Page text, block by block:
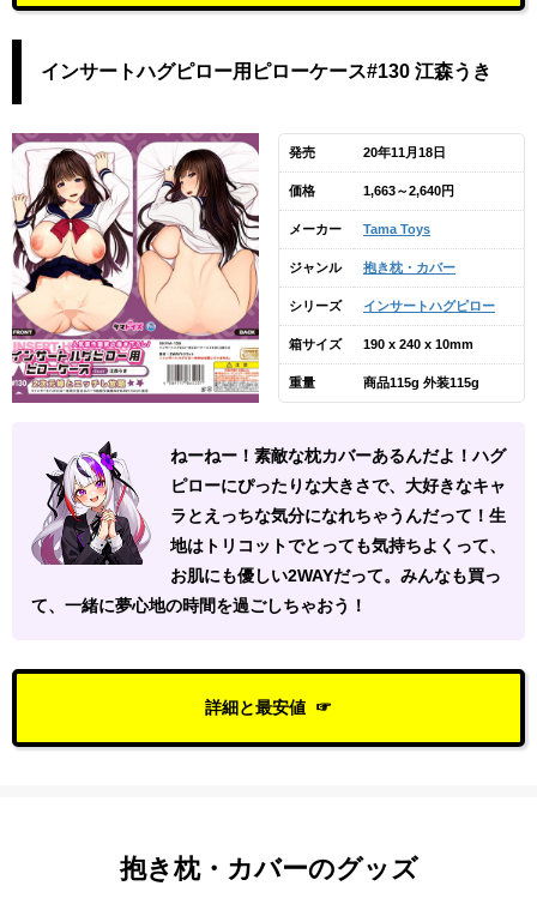
インサートハグピロー用ピローケース#130 江森うき
発売 20年11月18日
価格 1,663～2,640円
メーカー Tama Toys
ジャンル 抱き枕・カバー
シリーズ インサートハグピロー
箱サイズ 190 x 240 x 10mm
重量 商品115g 外装115g
ねーねー！素敵な枕カバーあるんだよ！ハグ
ピローにぴったりな大きさで、大好きなキャ
ラとえっちな気分になれちゃうんだって！生
地はトリコットでとっても気持ちよくって、
お肌にも優しい2WAYだって。みんなも買っ
て、一緒に夢心地の時間を過ごしちゃおう！
詳細と最安値
抱き枕・カバーのグッズ